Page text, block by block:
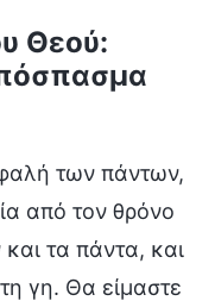
Θεού:
των πάντων,
από τον θρόνο
τα πάντα, και
γη. Θα είμαστε